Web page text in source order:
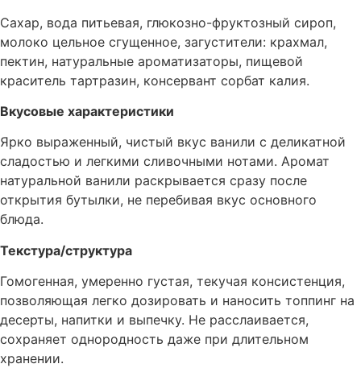
Сахар, вода питьевая, глюкозно-фруктозный сироп,
молоко цельное сгущенное, загустители: крахмал,
пектин, натуральные ароматизаторы, пищевой
краситель тартразин, консервант сорбат калия.
Вкусовые характеристики
Ярко выраженный, чистый вкус ванили с деликатной
сладостью и легкими сливочными нотами. Аромат
натуральной ванили раскрывается сразу после
открытия бутылки, не перебивая вкус основного
блюда.
Текстура/структура
Гомогенная, умеренно густая, текучая консистенция,
позволяющая легко дозировать и наносить топпинг на
десерты, напитки и выпечку. Не расслаивается,
сохраняет однородность даже при длительном
хранении.